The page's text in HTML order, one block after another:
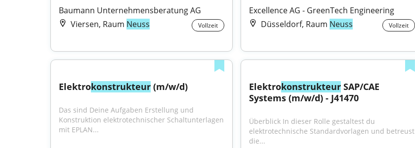
Baumann Unternehmensberatung AG
Viersen, Raum Neuss Vollzeit
Excellence AG - GreenTech Engineering
Düsseldorf, Raum Neuss Vollzeit
Elektrokonstrukteur (m/w/d)
Das sind Deine Aufgaben Erstellung und
Konstruktion elektrotechnischer Schaltunterlagen
mit EPLAN...
Elektrokonstrukteur SAP/CAE
Systems (m/w/d) - J41470
Überblick In dieser Rolle gestaltest du
elektrotechnische Standardvorlagen und betreust
die...